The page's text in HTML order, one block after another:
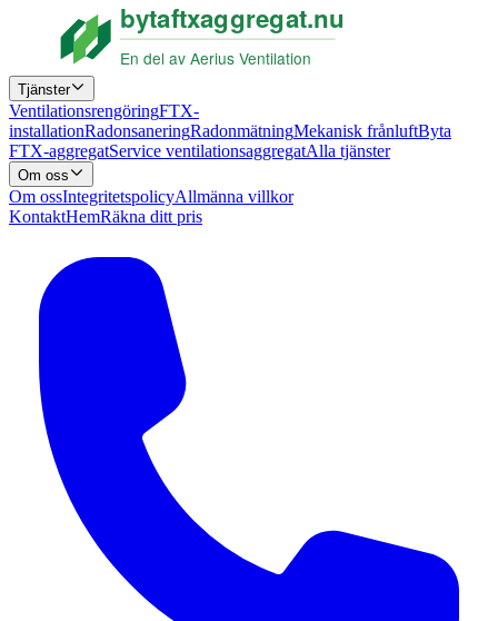
Tjänster
VentilationsrengöringFTX-
installationRadonsaneringRadonmätningMekanisk frånluftByta
FTX-aggregatService ventilationsaggregatAlla tjänster
Om oss
Om ossIntegritetspolicyAllmänna villkor
KontaktHemRäkna ditt pris